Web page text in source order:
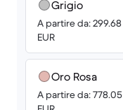
Grigio
A partire da: 299.68
EUR
Oro Rosa
A partire da: 778.05